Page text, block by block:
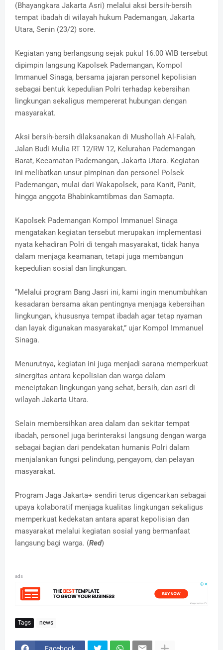
(Bhayangkara Jakarta Asri) melalui aksi bersih-bersih
tempat ibadah di wilayah hukum Pademangan, Jakarta
Utara, Senin (23/2) sore.
Kegiatan yang berlangsung sejak pukul 16.00 WIB tersebut
dipimpin langsung Kapolsek Pademangan, Kompol
Immanuel Sinaga, bersama jajaran personel kepolisian
sebagai bentuk kepedulian Polri terhadap kebersihan
lingkungan sekaligus mempererat hubungan dengan
masyarakat.
Aksi bersih-bersih dilaksanakan di Mushollah Al-Falah,
Jalan Budi Mulia RT 12/RW 12, Kelurahan Pademangan
Barat, Kecamatan Pademangan, Jakarta Utara. Kegiatan
ini melibatkan unsur pimpinan dan personel Polsek
Pademangan, mulai dari Wakapolsek, para Kanit, Panit,
hingga anggota Bhabinkamtibmas dan Samapta.
Kapolsek Pademangan Kompol Immanuel Sinaga
mengatakan kegiatan tersebut merupakan implementasi
nyata kehadiran Polri di tengah masyarakat, tidak hanya
dalam menjaga keamanan, tetapi juga membangun
kepedulian sosial dan lingkungan.
“Melalui program Bang Jasri ini, kami ingin menumbuhkan
kesadaran bersama akan pentingnya menjaga kebersihan
lingkungan, khususnya tempat ibadah agar tetap nyaman
dan layak digunakan masyarakat,” ujar Kompol Immanuel
Sinaga.
Menurutnya, kegiatan ini juga menjadi sarana memperkuat
sinergitas antara kepolisian dan warga dalam
menciptakan lingkungan yang sehat, bersih, dan asri di
wilayah Jakarta Utara.
Selain membersihkan area dalam dan sekitar tempat
ibadah, personel juga berinteraksi langsung dengan warga
sebagai bagian dari pendekatan humanis Polri dalam
menjalankan fungsi pelindung, pengayom, dan pelayan
masyarakat.
Program Jaga Jakarta+ sendiri terus digencarkan sebagai
upaya kolaboratif menjaga kualitas lingkungan sekaligus
memperkuat kedekatan antara aparat kepolisian dan
masyarakat melalui kegiatan sosial yang bermanfaat
langsung bagi warga. (Red)
ads
Tags news